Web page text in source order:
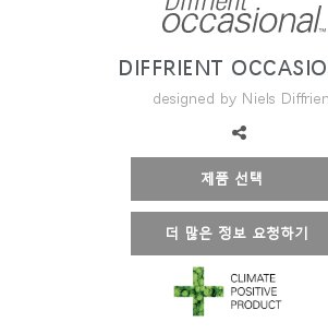
DIFFRIENT
designed by Niels
제품 선택
더 많은 정보 요청하기